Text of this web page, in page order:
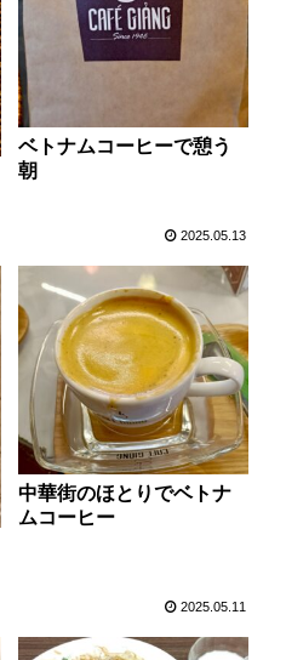
ベトナムコーヒーで憩う
朝
2025.05.13
中華街のほとりでベトナ
ムコーヒー
2025.05.11